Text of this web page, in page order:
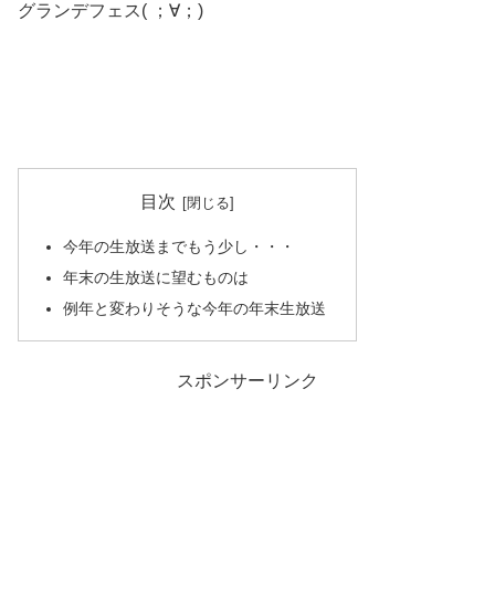
グランデフェス( ；∀；)
目次
今年の生放送までもう少し・・・
年末の生放送に望むものは
例年と変わりそうな今年の年末生放送
スポンサーリンク